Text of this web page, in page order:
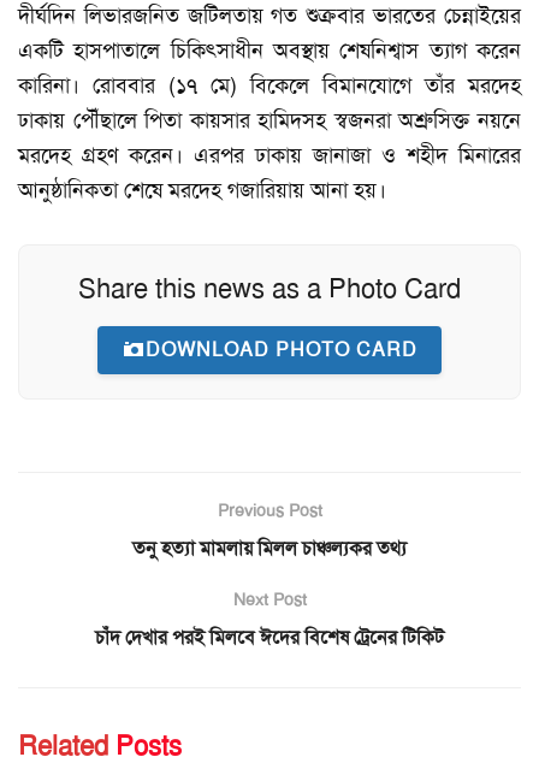
দীর্ঘদিন লিভারজনিত জটিলতায় গত শুক্রবার ভারতের চেন্নাইয়ের
একটি হাসপাতালে চিকিৎসাধীন অবস্থায় শেষনিশ্বাস ত্যাগ করেন
কারিনা। রোববার (১৭ মে) বিকেলে বিমানযোগে তাঁর মরদেহ
ঢাকায় পৌঁছালে পিতা কায়সার হামিদসহ স্বজনরা অশ্রুসিক্ত নয়নে
মরদেহ গ্রহণ করেন। এরপর ঢাকায় জানাজা ও শহীদ মিনারের
আনুষ্ঠানিকতা শেষে মরদেহ গজারিয়ায় আনা হয়।
Share this news as a Photo Card
DOWNLOAD PHOTO CARD
Previous Post
তনু হত্যা মামলায় মিলল চাঞ্চল্যকর তথ্য
Next Post
চাঁদ দেখার পরই মিলবে ঈদের বিশেষ ট্রেনের টিকিট
Related Posts